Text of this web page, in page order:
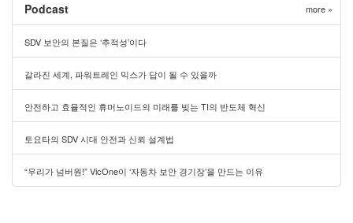
Podcast more »
SDV 보안의 본질은 ‘추적성’이다
갈라진 세계, 파워트레인 믹스가 답이 될 수 있을까
안전하고 효율적인 휴머노이드의 미래를 빚는 TI의 반도체 혁신
토요타의 SDV 시대 안전과 신뢰 설계법
“우리가 넘버원!” VicOne이 ‘자동차 보안 경기장’을 만드는 이유